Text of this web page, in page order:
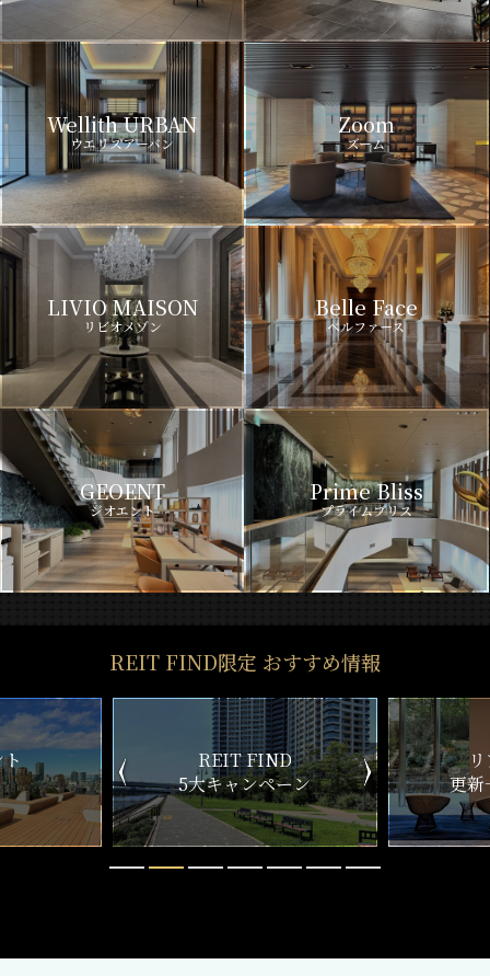
Wellith URBAN
ウエリスアーバン
Zoom
ズーム
LIVIO MAISON
リビオメゾン
Belle Face
ベルファース
GEOENT
ジオエント
Prime Bliss
プライムブリス
REIT FIND限定 おすすめ情報
ペーン
リアルタイム
更新一覧チェック